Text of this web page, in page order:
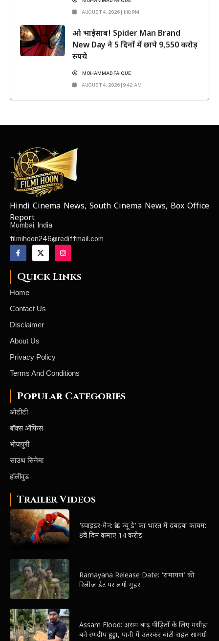
AUGUST 4, 2026 | 1:18 PM
ओ भाईसाब! Spider Man Brand
New Day ने 5 दिनों में छापे 9,550 करोड़
रुपये
MOHAMMAD FAIQUE
AUGUST 4, 2026 | 9:42 AM
NEWS ELEMENTOR
Hindi Cinema News, South Cinema News, Box Office
Report
Mumbai, India
filmihoon246@rediffmail.com
Quick Links
Home
Contact Us
Disclaimer
About Us
Privacy Policy
Terms And Conditions
Popular Categories
ओटीटी
बॉक्स ऑफिस
भोजपुरी
साउथ सिनेमा
हॉलीवुड
Trailer Videos
‘स्पाइडर-मैन: ब्रांड न्यू डे’ का भारत में दबदबा कायम:
8वें दिन कमाए 14 करोड़
Ramayana Release Date: ‘रामायण’ की
रिलीज डेट पर लगी मुहर
Assam Flood: असम बाढ़ पीड़ितों के लिए मसीहा
बने रणदीप हुड्डा, पानी में उतरकर बांटी राहत सामग्री